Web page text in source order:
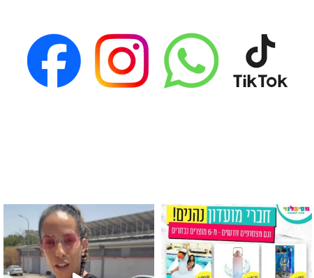
מין העובר רק במסיבלנד !! קיים
כוס נירוסטה ענקית שכול אחד צריך! קיימת באתר ובסני
המוצר הכי מבוקש